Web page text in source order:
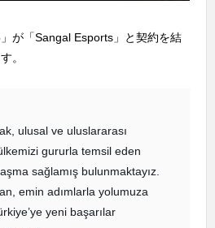
が「Sangal Esports」と契約を結
。
ulusal ve uluslararası
gururla temsil eden
sağlamış bulunmaktayız.
emin adımlarla yolumuza
yeni başarılar